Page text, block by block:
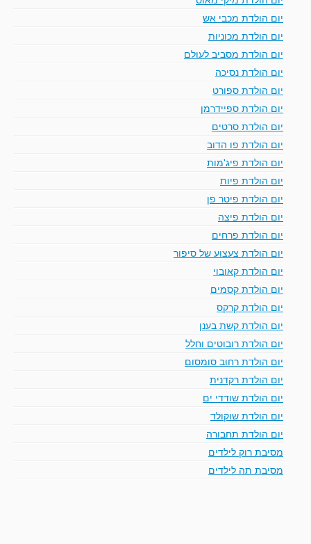
יום הולדת מכבי אש
יום הולדת מכוניות
יום הולדת מסביב לעולם
יום הולדת נסיכה
יום הולדת ספורט
יום הולדת ספיידרמן
יום הולדת סרטים
יום הולדת פו הדוב
יום הולדת פיג'מות
יום הולדת פיות
יום הולדת פיטר פן
יום הולדת פיצה
יום הולדת פרחים
יום הולדת צעצוע של סיפור
יום הולדת קאובוי
יום הולדת קסמים
יום הולדת קרקס
יום הולדת קשת בענן
יום הולדת רובוטים וחלל
יום הולדת רחוב סומסום
יום הולדת רקדנית
יום הולדת שודדי ים
יום הולדת שוקולד
יום הולדת תחבורה
מסיבת רוק לילדים
מסיבת תה לילדים